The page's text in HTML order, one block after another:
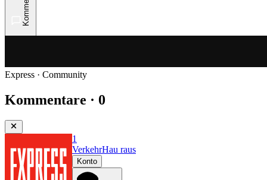
Express · Community
Kommentare · 0
1
VerkehrHau raus
Konto